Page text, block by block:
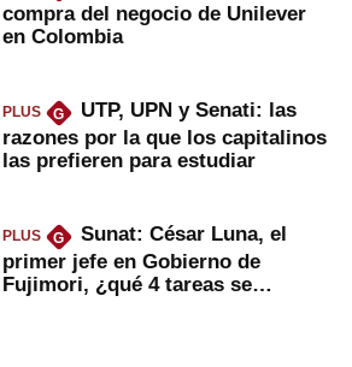
compra del negocio de Unilever
en Colombia
PLUS G
UTP, UPN y Senati: las
razones por la que los capitalinos
las prefieren para estudiar
PLUS G
Sunat: César Luna, el
primer jefe en Gobierno de
Fujimori, ¿qué 4 tareas se